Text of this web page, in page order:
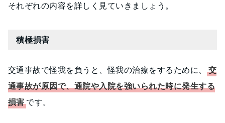
それぞれの内容を詳しく見ていきましょう。
積極損害
交通事故で怪我を負うと、怪我の治療をするために、
交
通事故が原因で、通院や入院を強いられた時に発生する
損害 です。